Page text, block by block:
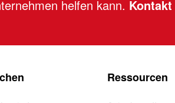
helfen kann. Kontakt
Ressourcen